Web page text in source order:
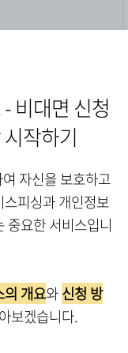
비대면 신청
작하기
여 자신을 보호하고
스피싱과 개인정보
중요한 서비스입니
의 개요와신청 방
보겠습니다.